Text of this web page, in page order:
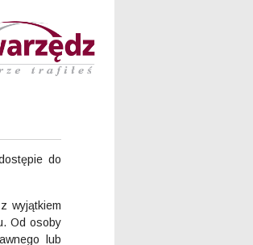
do
wyjątkiem
Od osoby
lub